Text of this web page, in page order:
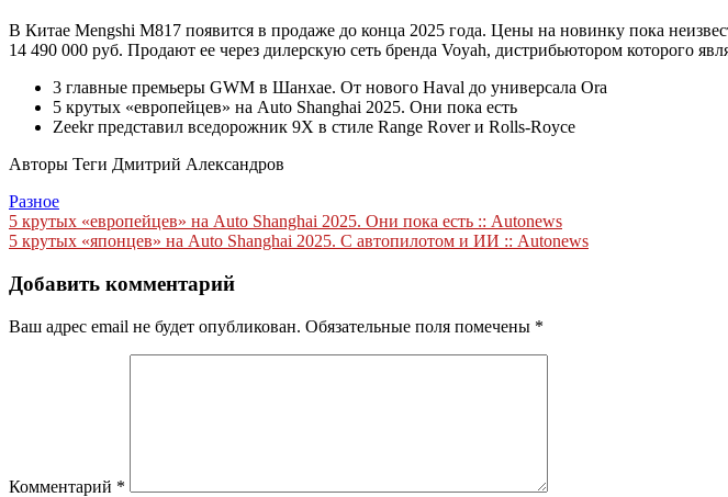
В Китае Mengshi M817 появится в продаже до конца 2025 года. Цены на новинку пока
14 490 000 руб. Продают ее через дилерскую сеть бренда Voyah, дистрибьютором которого
3 главные премьеры GWM в Шанхае. От нового Haval до универсала Ora
5 крутых «европейцев» на Auto Shanghai 2025. Они пока есть
Zeekr представил вседорожник 9X в стиле Range Rover и Rolls-Royce
Авторы Теги Дмитрий Александров
Разное
Навигация
по
записям
5 крутых «европейцев» на Auto Shanghai 2025. Они пока есть :: Autonews
5 крутых «японцев» на Auto Shanghai 2025. С автопилотом и ИИ :: Autonews
Добавить комментарий
Ваш адрес email не будет опубликован. Обязательные поля помечены *
Комментарий *